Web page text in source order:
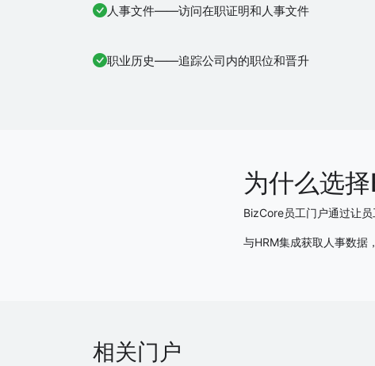
人事文件——访问在职证明和人事文件
职业历史——追踪公司内的职位和晋升
为什么选
BizCore员工门户通过让员
与HRM集成获取人事数据
相关门户